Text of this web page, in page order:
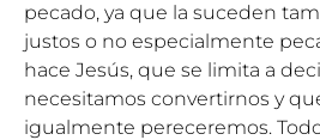
pecado, ya que la suceden
justos o no especialmente
hace Jesús, que se limita a
necesitamos convertirnos y
igualmente pereceremos.